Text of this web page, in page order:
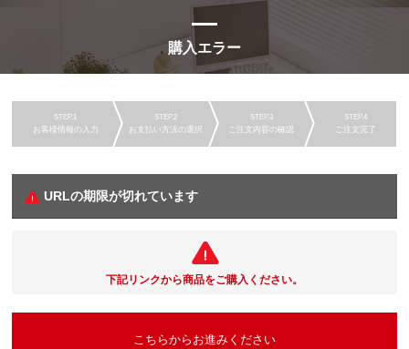
購入エラー
お客様情報の入力 お支払い方法の選択 ご注文内容の確認 ご注文完了
URLの期限が切れています
下記リンクから商品をご購入ください。
こちらからお進みください